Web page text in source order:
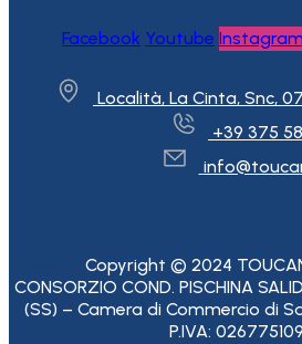
Facebook Youtube Instagram
Località, La Cinta, Snc,
+39 375
Copyright © 2024
CONSORZIO COND. PISCHINA
(SS) – Camera di Commercio di
P.IVA: